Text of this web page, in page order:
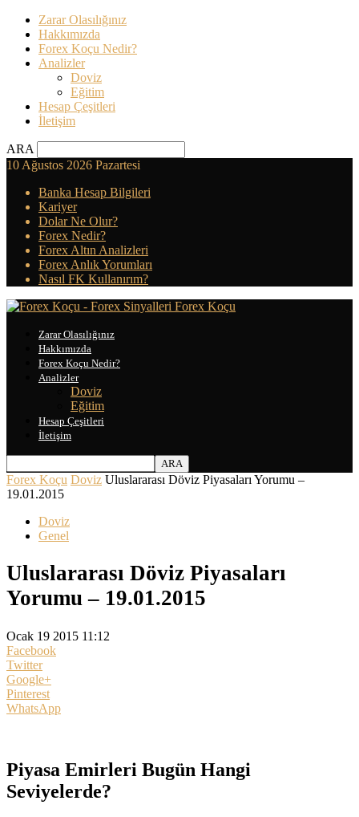
Zarar Olasılığınız
Hakkımızda
Forex Koçu Nedir?
Analizler
Doviz
Eğitim
Hesap Çeşitleri
İletişim
ARA
10 Ağustos 2026 Pazartesi
Banka Hesap Bilgileri
Kariyer
Dolar Ne Olur?
Forex Nedir?
Forex Altın Analizleri
Forex Anlık Yorumları
Nasıl FK Kullanırım?
Forex Koçu
Zarar Olasılığınız
Hakkımızda
Forex Koçu Nedir?
Analizler
Doviz
Eğitim
Hesap Çeşitleri
İletişim
Forex Koçu Doviz Uluslararası Döviz Piyasaları Yorumu –
19.01.2015
Doviz
Genel
Uluslararası Döviz Piyasaları
Yorumu – 19.01.2015
Ocak 19 2015 11:12
Facebook
Twitter
Google+
Pinterest
WhatsApp
Piyasa Emirleri Bugün Hangi
Seviyelerde?